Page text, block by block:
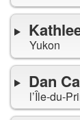
Yukon
Dan
l’Île-du-